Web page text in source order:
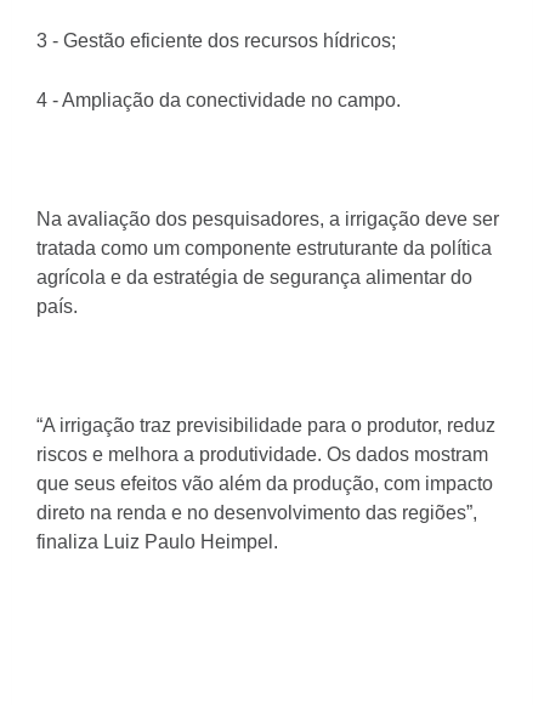
3 - Gestão eficiente dos recursos hídricos;
4 - Ampliação da conectividade no campo.
Na avaliação dos pesquisadores, a irrigação deve ser
tratada como um componente estruturante da política
agrícola e da estratégia de segurança alimentar do
país.
“A irrigação traz previsibilidade para o produtor, reduz
riscos e melhora a produtividade. Os dados mostram
que seus efeitos vão além da produção, com impacto
direto na renda e no desenvolvimento das regiões”,
finaliza Luiz Paulo Heimpel.